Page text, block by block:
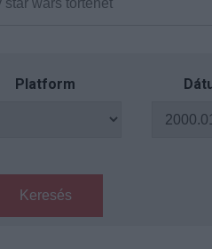
Platform
Keresés